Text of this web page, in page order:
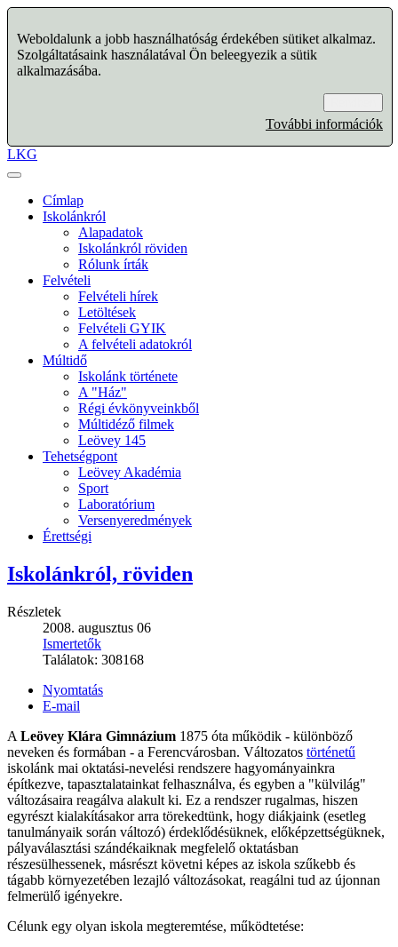
Weboldalunk a jobb használhatóság érdekében sütiket alkalmaz.
Szolgáltatásaink használatával Ön beleegyezik a sütik
alkalmazásába.
További információk
LKG
Címlap
Iskolánkról
Alapadatok
Iskolánkról röviden
Rólunk írták
Felvételi
Felvételi hírek
Letöltések
Felvételi GYIK
A felvételi adatokról
Múltidő
Iskolánk története
A "Ház"
Régi évkönyveinkből
Múltidéző filmek
Leövey 145
Tehetségpont
Leövey Akadémia
Sport
Laboratórium
Versenyeredmények
Érettségi
Iskolánkról, röviden
Részletek
2008. augusztus 06
Ismertetők
Találatok: 308168
Nyomtatás
E-mail
A Leövey Klára Gimnázium 1875 óta működik - különböző
neveken és formában - a Ferencvárosban. Változatos történetű
iskolánk mai oktatási-nevelési rendszere hagyományainkra
építkezve, tapasztalatainkat felhasználva, és egyben a "külvilág"
változásaira reagálva alakult ki. Ez a rendszer rugalmas, hiszen
egyrészt kialakításakor arra törekedtünk, hogy diákjaink (esetleg
tanulmányaik során változó) érdeklődésüknek, előképzettségüknek,
pályaválasztási szándékaiknak megfelelő oktatásban
részesülhessenek, másrészt követni képes az iskola szűkebb és
tágabb környezetében lezajló változásokat, reagálni tud az újonnan
felmerülő igényekre.
Célunk egy olyan iskola megteremtése, működtetése: